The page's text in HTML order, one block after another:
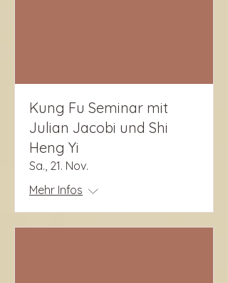
Kung Fu Seminar mit
Julian Jacobi und Shi
Heng Yi
Sa., 21. Nov.
Mehr Infos